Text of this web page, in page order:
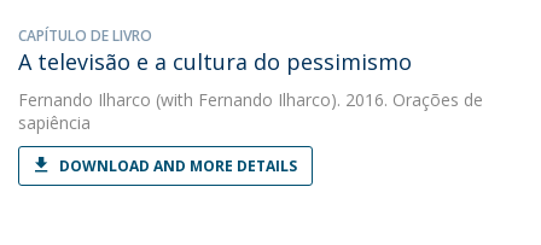
CAPÍTULO DE LIVRO
A televisão e a cultura do pessimismo
Fernando Ilharco (with Fernando Ilharco). 2016. Orações de
sapiência
DOWNLOAD AND MORE DETAILS